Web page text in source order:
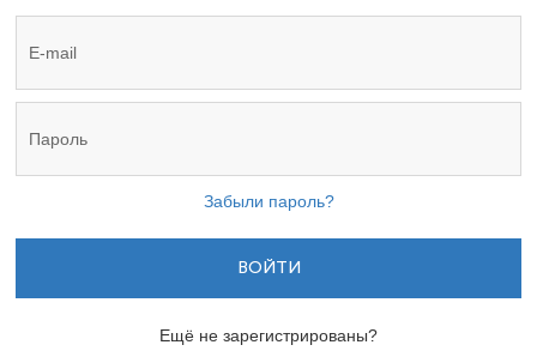
Забыли пароль?
ВОЙТИ
Ещё не зарегистрированы?